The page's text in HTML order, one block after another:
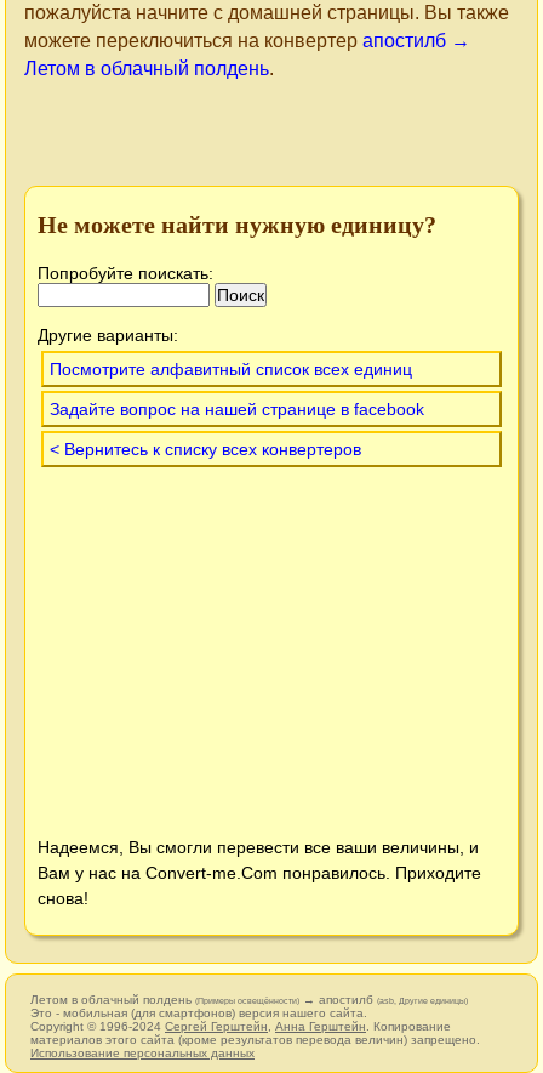
пожалуйста начните с домашней страницы. Вы также
можете переключиться на конвертер апостилб →
Летом в облачный полдень.
Не можете найти нужную единицу?
Попробуйте поискать:
Другие варианты:
Посмотрите алфавитный список всех единиц
Задайте вопрос на нашей странице в facebook
< Вернитесь к списку всех конвертеров
Надеемся, Вы смогли перевести все ваши величины, и
Вам у нас на Convert-me.Com понравилось. Приходите
снова!
Летом в облачный полдень (Примеры освещённости) → апостилб (asb, Другие единицы)
Это - мобильная (для смартфонов) версия нашего сайта.
Copyright © 1996-2024 Сергей Герштейн Анна Герштейн . Копирование
материалов этого сайта (кроме результатов перевода величин) запрещено.
Использование персональных данных